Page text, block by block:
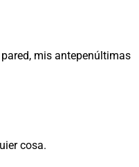
mis antepenúltimas
cosa.